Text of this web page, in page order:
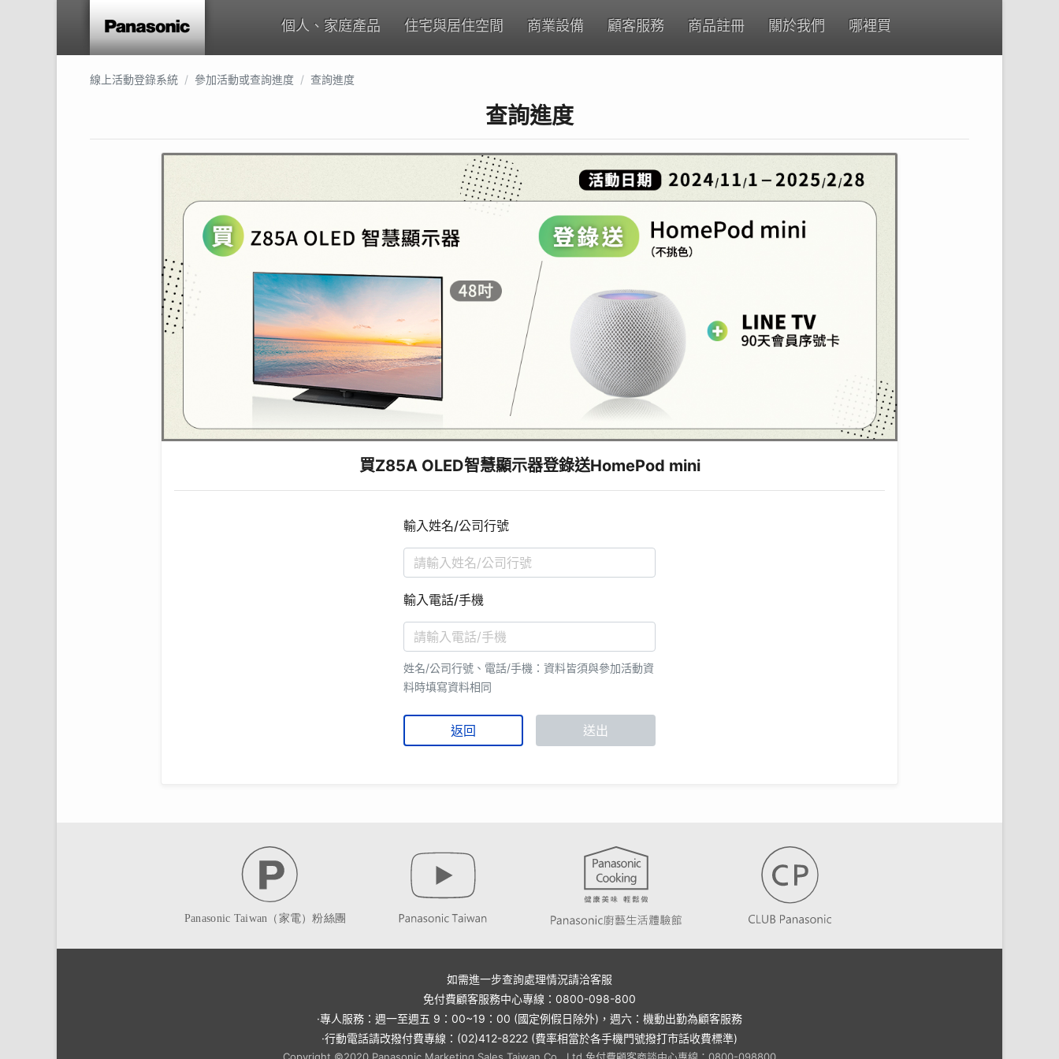
個人、家庭產品 住宅與居住空間 商業設備 顧客服務 商品註冊 關於我們 哪裡買
線上活動登錄系統 參加活動或查詢進度 查詢進度
查詢進度
買Z85A OLED智慧顯示器登錄送HomePod mini
輸入姓名/公司行號
輸入電話/手機
姓名/公司行號、電話/手機：資料皆須與參加活動資
料時填寫資料相同
返回 送出
如需進一步查詢處理情況請洽客服
免付費顧客服務中心專線：0800-098-800
·專人服務：週一至週五 9：00~19：00 (國定例假日除外)，週六：機動出勤為顧客服務
·行動電話請改撥付費專線：(02)412-8222 (費率相當於各手機門號撥打市話收費標準)